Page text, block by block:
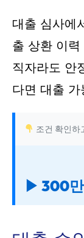
대출 심사에
출 상환 이
직자라도 안
다면 대출 가
조건 확인하
▶ 300만